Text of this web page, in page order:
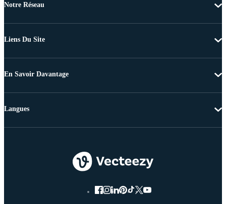
Notre Réseau
Liens Du Site
En Savoir Davantage
Langues